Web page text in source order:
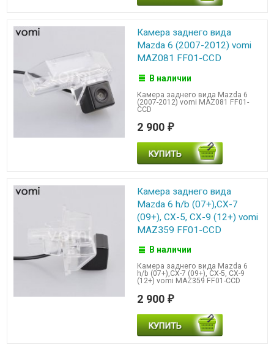
Камера заднего вида
Mazda 6 (2007-2012) vomi
MAZ081 FF01-CCD
В наличии
Камера заднего вида Mazda 6
(2007-2012) vomi MAZ081 FF01-
CCD
2 900 ₽
Камера заднего вида
Mazda 6 h/b (07+),CX-7
(09+), CX-5, CX-9 (12+) vomi
MAZ359 FF01-CCD
В наличии
Камера заднего вида Mazda 6
h/b (07+),CX-7 (09+), CX-5, CX-9
(12+) vomi MAZ359 FF01-CCD
2 900 ₽